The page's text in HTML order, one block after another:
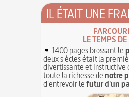
IL ÉTAIT UNE
LE TEMPS
1400 pages brossant le
deux siècles était la
divertissante et instructive
toute la richesse denotre
d'entrevoir lefutur d'un